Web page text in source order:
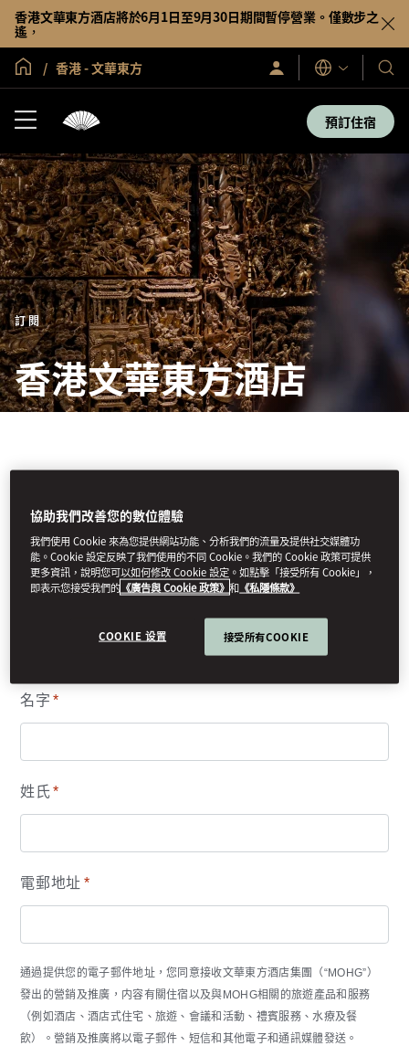
香港文華東方酒店將於6月1日至9月30日期間暫停營業。僅數步之
遙，
全球首頁
香港 - 文華東方
登
入/
語
言
我
們
的
酒
村
預訂住宿
訂閱
香港文華東方酒店
優惠，請填寫下面的表格
閣下的個人資料
(*)必須填寫以處理您的請求。其他均為自願提供的資料，將有助我們更瞭
名字 *
姓氏*
電郵地址 *
通過提供您的電子郵件地址，您同意接收文華東方酒店集團（“MOHG”）
發出的營銷及推廣，内容有關住宿以及與MOHG相關的旅遊產品和服務
（例如酒店、酒店式住宅、旅遊、會議和活動、禮賓服務、水療及餐
飲）。營銷及推廣將以電子郵件、短信和其他電子和通訊媒體發送。
協助我們改善您的數位體驗
我們使用 Cookie 來為您提供網站功能、分析我們的流量及提供社交媒體功
能。Cookie 設定反映了我們使用的不同 Cookie。我們的 Cookie 政策可提供
更多資訊，說明您可以如何修改 Cookie 設定。如點擊「接受所有 Cookie」，
即表示您接受我們的 《廣告與 Cookie 政策》 和 《私隱條款》
COOKIE 设置 接受所有COOKIE